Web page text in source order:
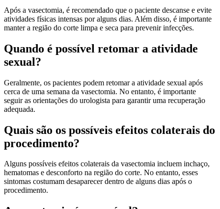
Após a vasectomia, é recomendado que o paciente descanse e evite
atividades físicas intensas por alguns dias. Além disso, é importante
manter a região do corte limpa e seca para prevenir infecções.
Quando é possível retomar a atividade
sexual?
Geralmente, os pacientes podem retomar a atividade sexual após
cerca de uma semana da vasectomia. No entanto, é importante
seguir as orientações do urologista para garantir uma recuperação
adequada.
Quais são os possíveis efeitos colaterais do
procedimento?
Alguns possíveis efeitos colaterais da vasectomia incluem inchaço,
hematomas e desconforto na região do corte. No entanto, esses
sintomas costumam desaparecer dentro de alguns dias após o
procedimento.